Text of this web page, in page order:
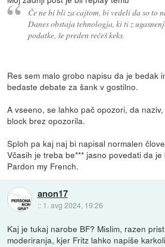
Če ne bi bli za cajtom, bi vedeli da so to
Danes obstaja tehnologja, ki ti z
podatke, še preden rečeš keks.
Res sem malo grobo napisu da je bedak
bedaste debate za šank v gostilno.
A vseeno, se lahko pač opozori, da
block brez opozorila.
Sploh pa kaj naj bi napisal normalen
Včasih je treba be*** jasno povedati da je
Pardon my French.
anon17
:: 1. avg 2024, 19:26
Kaj je tukaj narobe BF? Mislim, razen
moderiranja, kjer Fritz lahko napiše